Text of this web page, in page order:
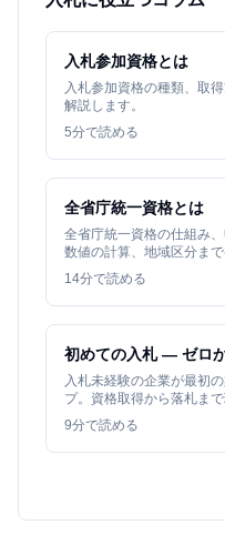
入札参加資格とは
入札参加資格の種類、取
解説します。
5分で読める
全省庁統一資格とは
全省庁統一資格の仕組み
数値の計算、地域区分ま
14分で読める
初めての入札 — ゼロ
入札未経験の企業が最初
プ。資格取得から落札ま
9分で読める